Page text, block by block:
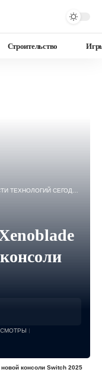
Строительство
СЕГОДНЯ — ИГРЫ, НАУКА, ГАДЖЕТЫ, БИЗНЕС.
консоли Switch 2025